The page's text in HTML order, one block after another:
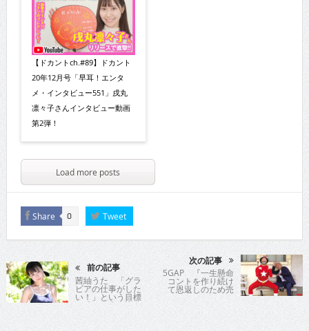
【ドカントch.#89】ドカント
20年12月号「早耳！エンタ
メ・インタビュー551」戌丸
凛々子さんインタビュー動画
第2弾！
Load more posts
Share 0 Tweet
前の記事
茜紬うた 「グラ
ビアの仕事がした
い！」という目標
が叶い、意気込む
彼女にインタビュ
ー！
次の記事
5GAP 『一生懸命
コントを作り続け
て恩返しのため売
れたい！』